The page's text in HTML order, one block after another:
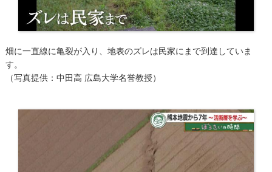
畑に一直線に亀裂が入り、地表のズレは民家にまで到達していま
す。
（写真​提供：中田高 広島大学名誉教授）